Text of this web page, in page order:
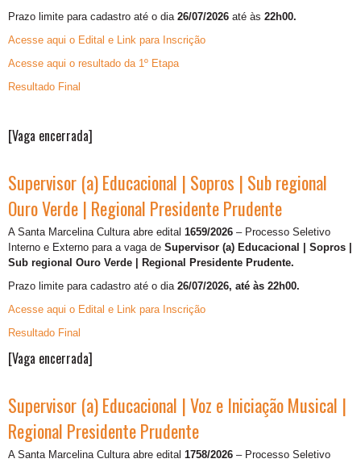
Prazo limite para cadastro até o dia26/07/2026 até às 22h00.
Acesse aqui o Edital e Link para Inscrição
Acesse aqui o resultado da 1º Etapa
Resultado Final
[Vaga encerrada]
Supervisor (a) Educacional | Sopros | Sub regional
Ouro Verde | Regional Presidente Prudente
A Santa Marcelina Cultura abre edital 1659/2026 – Processo Seletivo
Interno e Externo para a vaga de Supervisor (a) Educacional | Sopros |
Sub regional Ouro Verde | Regional Presidente Prudente.
Prazo limite para cadastro até o dia 26/07/2026, até às 22h00.
Acesse aqui o Edital e Link para Inscrição
Resultado Final
[Vaga encerrada]
Supervisor (a) Educacional | Voz e Iniciação Musical |
Regional Presidente Prudente
A Santa Marcelina Cultura abre edital 1758/2026 – Processo Seletivo